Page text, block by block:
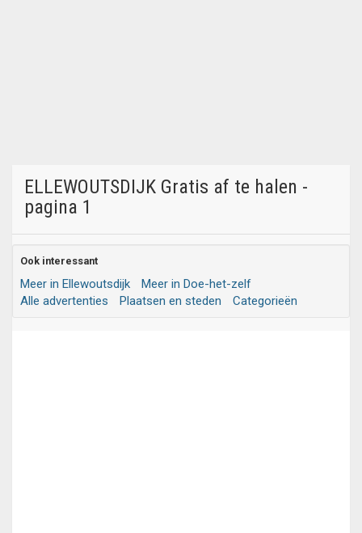
ELLEWOUTSDIJK Gratis af te halen -
pagina 1
Ook interessant
Meer in Ellewoutsdijk
Meer in Doe-het-zelf
Alle advertenties
Plaatsen en steden Categorieën